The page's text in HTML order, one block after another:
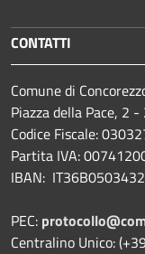
CONTATTI
Comune di
Piazza della Pace, 2
Codice Fiscale:
Partita IVA:
IBAN:
PEC:
Centralino Unico: